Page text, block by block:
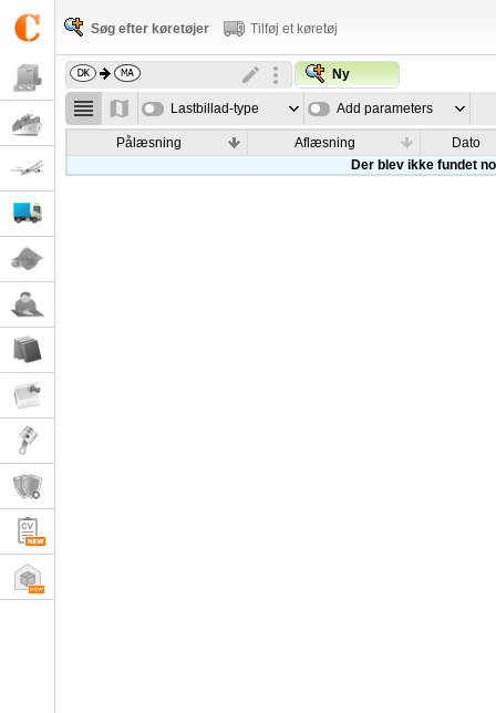
Søg efter køretøjer Tilføj et køretøj
Ny
Lastbillad-type Add parameters
Pålæsning Aflæsning
Dato
Der blev ikke fundet